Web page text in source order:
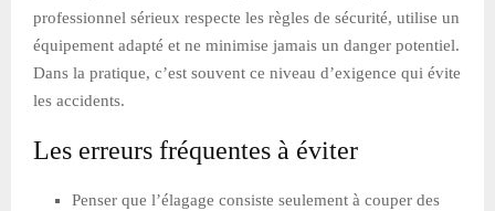
professionnel sérieux respecte les règles de sécurité, utilise un
équipement adapté et ne minimise jamais un danger potentiel.
Dans la pratique, c’est souvent ce niveau d’exigence qui évite
les accidents.
Les erreurs fréquentes à éviter
Penser que l’élagage consiste seulement à couper des